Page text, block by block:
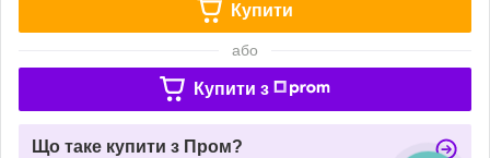
Купити
або
Купити з
Що таке купити з Пром?